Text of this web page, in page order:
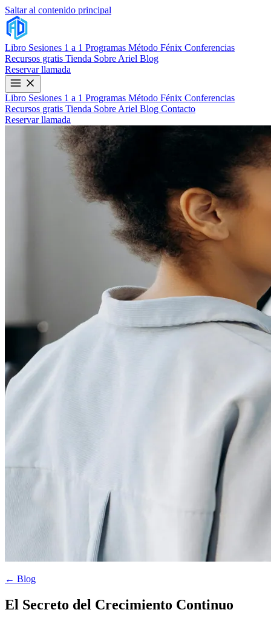
Saltar al contenido principal
Libro Sesiones 1 a 1 Programas Método Fénix Conferencias
Recursos gratis Tienda Sobre Ariel Blog
Reservar llamada
Libro Sesiones 1 a 1 Programas Método Fénix Conferencias
Recursos gratis Tienda Sobre Ariel Blog Contacto
Reservar llamada
← Blog
El Secreto del Crecimiento Continuo